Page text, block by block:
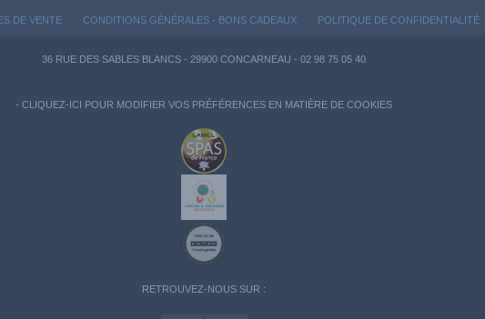
DE VENTE CONDITIONS GÉNÉRALES - BONS CADEAUX POLITIQUE DE CONFIDENTIALITÉ
36 RUE DES SABLES BLANCS - 29900 CONCARNEAU - 02 98 75 05 40
- CLIQUEZ-ICI POUR MODIFIER VOS PRÉFÉRENCES EN MATIÈRE DE COOKIES
RETROUVEZ-NOUS SUR :